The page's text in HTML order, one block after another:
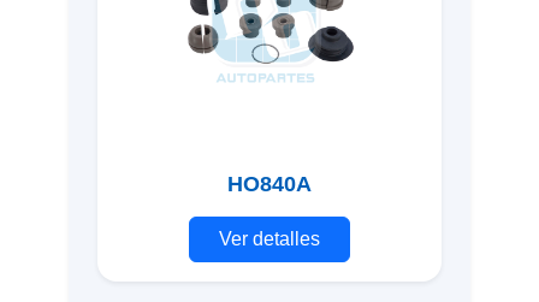
HO840A
Ver detalles